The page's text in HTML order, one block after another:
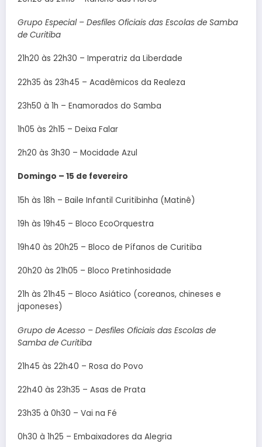
Grupo Especial – Desfiles Oficiais das Escolas de Samba
de Curitiba
21h20 às 22h30 – Imperatriz da Liberdade
22h35 às 23h45 – Acadêmicos da Realeza
23h50 à 1h – Enamorados do Samba
1h05 às 2h15 – Deixa Falar
2h20 às 3h30 – Mocidade Azul
Domingo – 15 de fevereiro
15h às 18h – Baile Infantil Curitibinha (Matinê)
19h às 19h45 – Bloco EcoOrquestra
19h40 às 20h25 – Bloco de Pífanos de Curitiba
20h20 às 21h05 – Bloco Pretinhosidade
21h às 21h45 – Bloco Asiático (coreanos, chineses e
japoneses)
Grupo de Acesso – Desfiles Oficiais das Escolas de
Samba de Curitiba
21h45 às 22h40 – Rosa do Povo
22h40 às 23h35 – Asas de Prata
23h35 à 0h30 – Vai na Fé
0h30 à 1h25 – Embaixadores da Alegria